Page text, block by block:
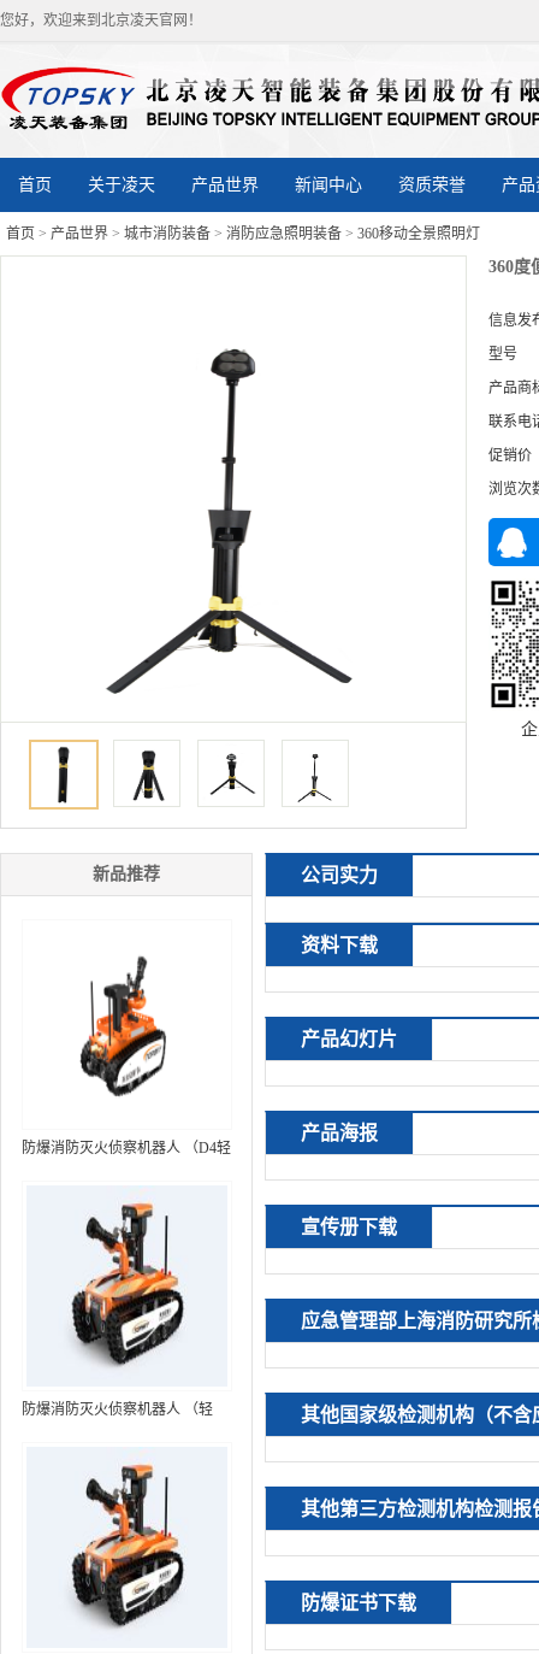
您好，欢迎来到北京凌天官网！
首页 关于凌天 产品世界 新闻中心 资质荣誉 产
首页 > 产品世界 > 城市消防装备 > 消防应急照明装备 > 360移动全景照明灯
360度
信息发
型号
产品商
联系电
促销价
浏览次
新品推荐
防爆消防灭火侦察机器人 （D4轻
防爆消防灭火侦察机器人 （轻
MC80BD（第6代）
公司实力
资料下载
产品幻灯片
产品海报
宣传册下载
应急管理部上海消防研究所
其他国家级检测机构（不
其他第三方检测机构检测报
防爆证书下载